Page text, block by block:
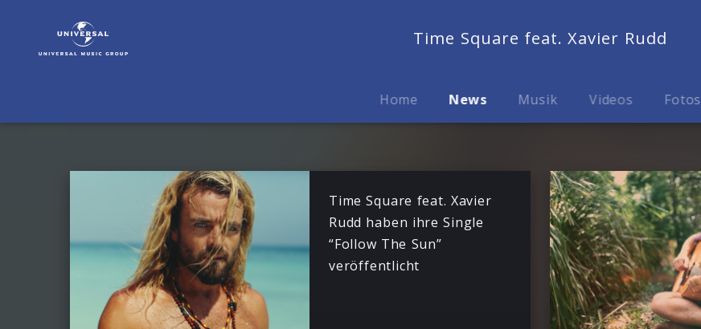
News
Time Square feat. Xavier Rudd
Home News Musik Videos Fotos
Time Square feat. Xavier
Rudd haben ihre Single
“Follow The Sun”
veröffentlicht